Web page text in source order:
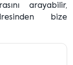
arayabilir,
bize